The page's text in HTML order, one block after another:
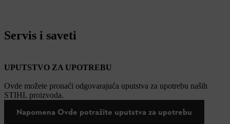
Servis i saveti
UPUTSTVO ZA UPOTREBU
Ovde možete pronaći odgovarajuća uputstva za upotrebu naših
STIHL proizvoda.
Napomena Ovde potražite uputstva za upotrebu